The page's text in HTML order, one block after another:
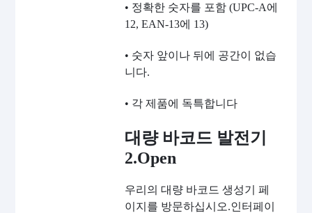
• 정확한 숫자를 포함 (UPC-A에
12, EAN-13에 13)
• 숫자 앞이나 뒤에 공간이 없습
니다.
• 각 제품에 독특합니다
대량 바코드 발전기
2.Open
우리의 대량 바코드 생성기 페
이지를 방문하십시오.인터페이